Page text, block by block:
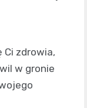
Ci zdrowia,
w gronie